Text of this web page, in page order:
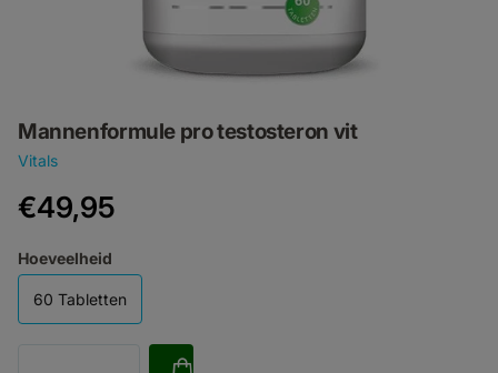
Mannenformule pro testosteron vit
Vitals
€49,95
Hoeveelheid
60 Tabletten